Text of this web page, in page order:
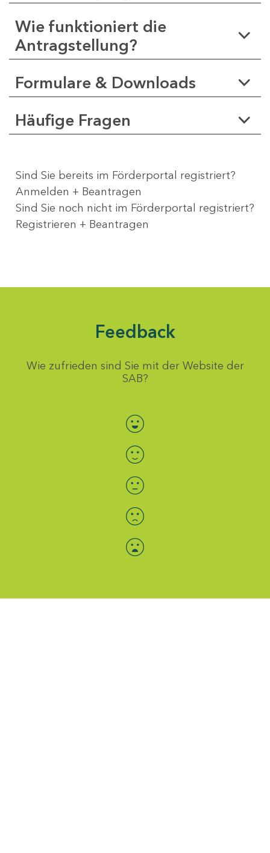
Wie funktioniert die
Antragstellung?
Formulare & Downloads
Häufige Fragen
Sind Sie bereits im Förderportal registriert?
Anmelden + Beantragen
Sind Sie noch nicht im Förderportal registriert?
Registrieren + Beantragen
Feedback
Wie zufrieden sind Sie mit der Website der
SAB?
Bewertung auswählen